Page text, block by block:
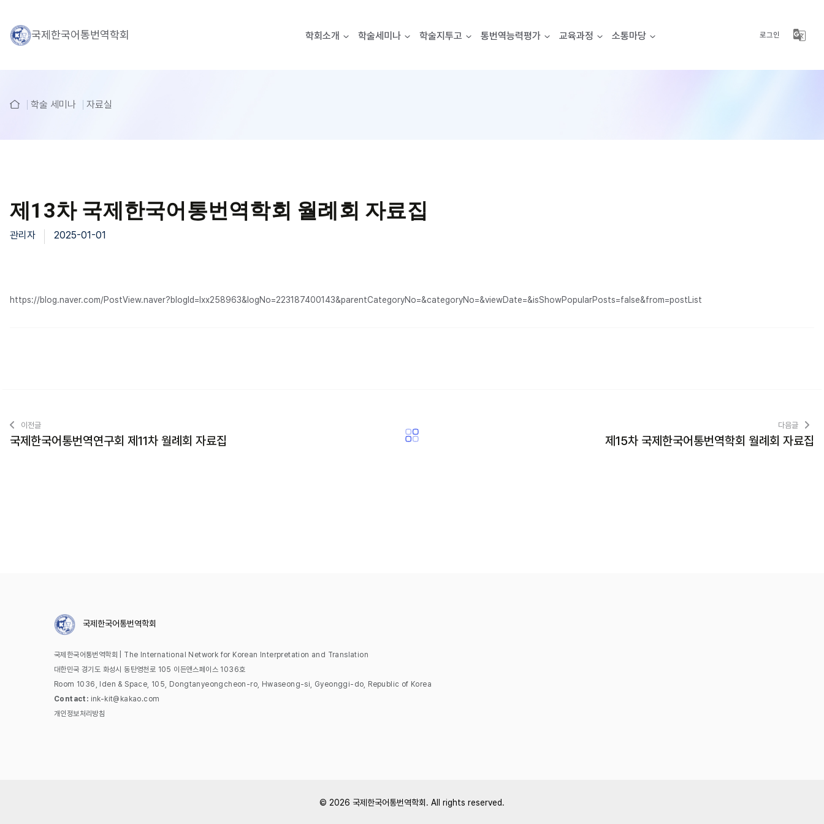
국제한국어통번역학회 학회소개 학술세미나 학술지투고 통번역능력평가 교육과정 소통마당 로그인
학술 세미나 자료실
제13차 국제한국어통번역학회 월례회 자료집
관리자 2025-01-01
https://blog.naver.com/PostView.naver?blogId=lxx258963&logNo=223187400143&parentCategoryNo=&categoryNo=&viewDate=&isShowPopularPosts=false&from=postList
이전글
국제한국어통번역연구회 제11차 월례회 자료집
다음글
제15차 국제한국어통번역학회 월례회 자료집
국제한국어통번역학회
국제한국어통번역학회 | The International Network for Korean Interpretation and Translation
대한민국 경기도 화성시 동탄영천로 105 이든앤스페이스 1036호
Room 1036, Iden & Space, 105, Dongtanyeongcheon-ro, Hwaseong-si, Gyeonggi-do, Republic of Korea
Contact: ink-kit@kakao.com
개인정보처리방침
© 2026 국제한국어통번역학회 . All rights reserved.